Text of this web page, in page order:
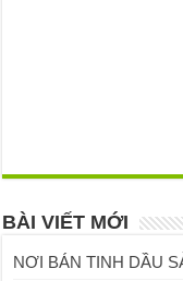
BÀI VIẾT MỚI
NƠI BÁN TINH DẦU